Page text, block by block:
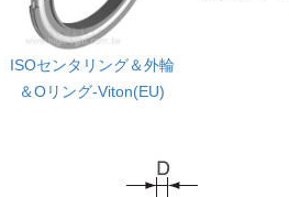
ISOセンタリング＆外輪
＆Oリング-Viton(EU)